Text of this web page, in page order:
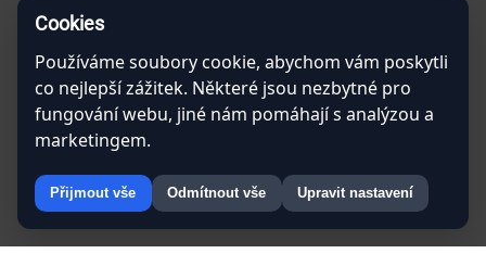
Blábolilová Simona
Catering Services
Miroslav Kučera
tel.608 757 691
Cookies
Používáme soubory cookie, abychom vám poskytli
co nejlepší zážitek. Některé jsou nezbytné pro
fungování webu, jiné nám pomáhají s analýzou a
marketingem.
Přijmout vše Odmítnout vše Upravit nastavení